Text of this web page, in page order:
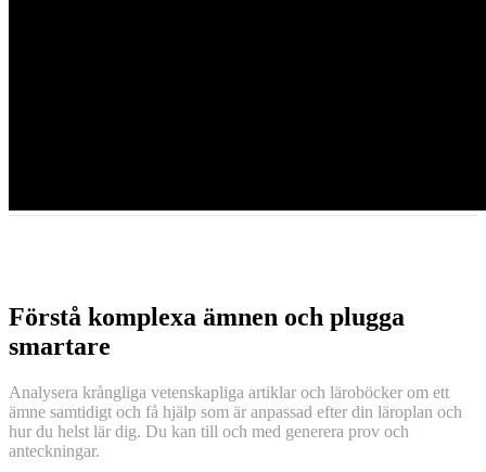
Förstå komplexa ämnen och plugga
smartare
Analysera krångliga vetenskapliga artiklar och läroböcker om ett
ämne samtidigt och få hjälp som är anpassad efter din läroplan och
hur du helst lär dig. Du kan till och med generera prov och
anteckningar.